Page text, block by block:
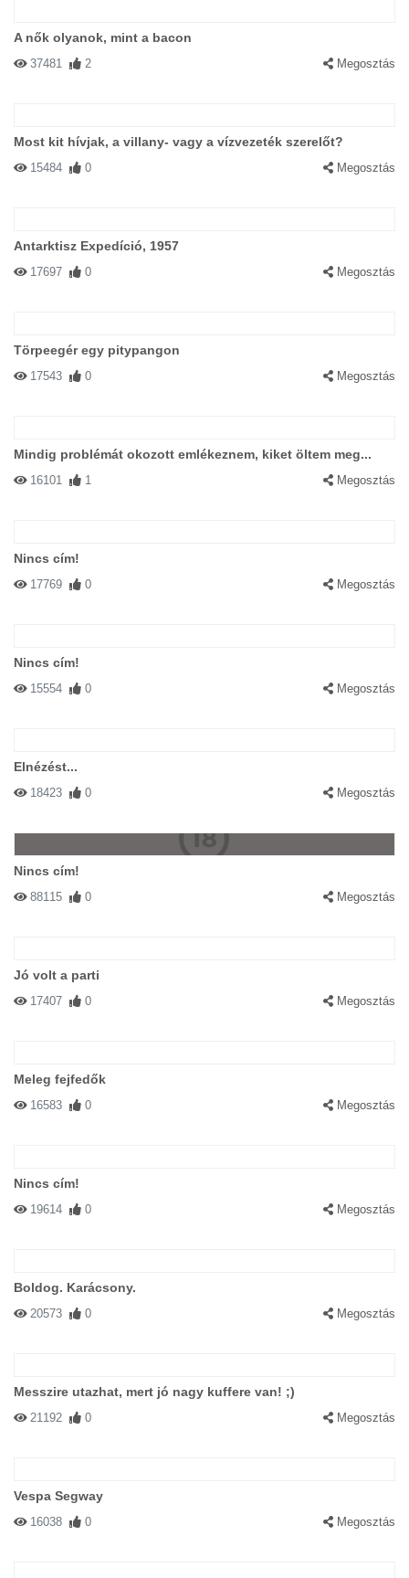
A nők olyanok, mint a bacon
37481 2 Megosztás
Most kit hívjak, a villany- vagy a vízvezeték szerelőt?
15484 0 Megosztás
Antarktisz Expedíció, 1957
17697 0 Megosztás
Törpeegér egy pitypangon
17543 0 Megosztás
Mindig problémát okozott emlékeznem, kiket öltem meg...
16101 1 Megosztás
Nincs cím!
17769 0 Megosztás
Nincs cím!
15554 0 Megosztás
Elnézést...
18423 0 Megosztás
Nincs cím!
88115 0 Megosztás
Jó volt a parti
17407 0 Megosztás
Meleg fejfedők
16583 0 Megosztás
Nincs cím!
19614 0 Megosztás
Boldog. Karácsony.
20573 0 Megosztás
Messzire utazhat, mert jó nagy kuffere van! ;)
21192 0 Megosztás
Vespa Segway
16038 0 Megosztás